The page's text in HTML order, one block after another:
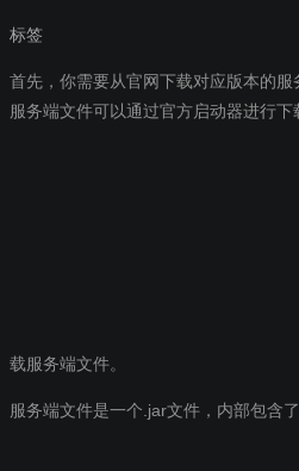
标签
首先，你需要从官网下载对应版本的服
服务端文件可以通过官方启动器进行下
载服务端文件。
服务端文件是一个.jar文件，内部包含